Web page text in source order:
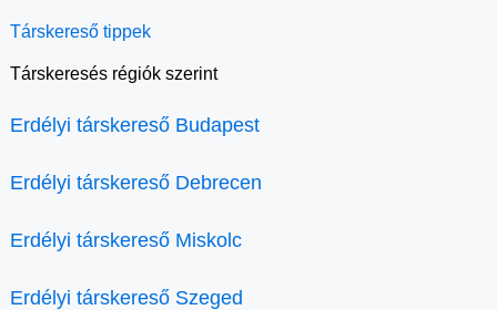
Társkereső tippek
Társkeresés régiók szerint
Erdélyi társkereső Budapest
Erdélyi társkereső Debrecen
Erdélyi társkereső Miskolc
Erdélyi társkereső Szeged